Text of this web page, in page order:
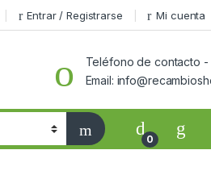
Entrar / Registrarse Mi cuenta
Teléfono de contacto
Email:
0